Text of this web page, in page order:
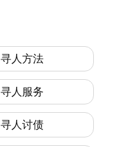
寻人方法
寻人服务
寻人讨债